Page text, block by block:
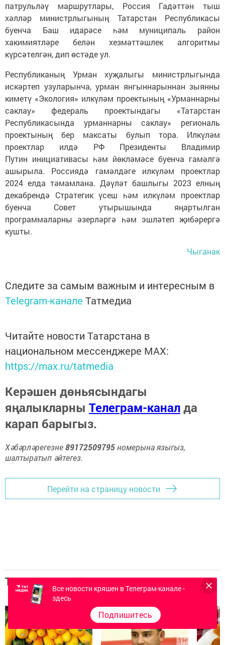
патрульләү маршрутлары, Россия Гадәттән тыш
хәлләр министрлыгының Татарстан Республикасы
буенча Баш идарәсе һәм муниципаль район
хакимиятләре белән хезмәттәшлек алгоритмы
күрсәтелгән, дип өстәде ул.
Республиканың Урман хуҗалыгы министрлыгында
искәртеп узуларынча, урман янгыннарыннан зыянны
киметү «Экология» илкүләм проектының «Урманнарны
саклау» федераль проектындагы «Татарстан
Республикасында урманнарны саклау» региональ
проектының бер максаты булып тора. Илкүләм
проектлар илдә РФ Президенты Владимир
Путин инициативасы һәм йөкләмәсе буенча гамәлгә
ашырыла. Россиядә гамәлдәге илкүләм проектлар
2024 елда тәмамлана. Дәүләт башлыгы 2023 елның
декабрендә Стратегик үсеш һәм илкүләм проектлар
буенча Совет утырышында яңартылган
программаларны әзерләргә һәм эшләтеп җибәрергә
кушты.
Чыганак
Следите за самым важным и интересным в
Telegram-канале Татмедиа
Читайте новости Татарстана в
национальном мессенджере MАХ:
https://max.ru/tatmedia
Керәшен дөньясындагы
яңалыкларны Телеграм-каналда
карап барыгыз.
Хәбәрләрегезне89172509795номерына языгыз,
шалтыратып әйтегез.
Перейти на страницу новости
Топ 5 новостейВсе новости кряшен в Телеграм-канале -
здесь
Подпишитесь